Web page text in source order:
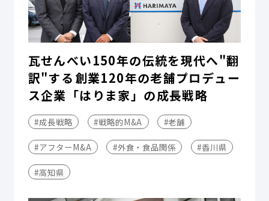
瓦せんべい150年の伝統を現代へ"翻
訳"する――創業120年の老舗プロデュー
ス企業「はりま家」の成長戦略
#成長戦略 #戦略的M&A #老舗
#アフターM&A #外食・食品関係 #香川県
#高知県